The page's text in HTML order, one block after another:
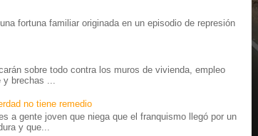
fortuna familiar originada en un episodio de represión
sobre todo contra los muros de vivienda, empleo
y brechas ...
no tiene remedio
a gente joven que niega que el franquismo llegó por un
y que...